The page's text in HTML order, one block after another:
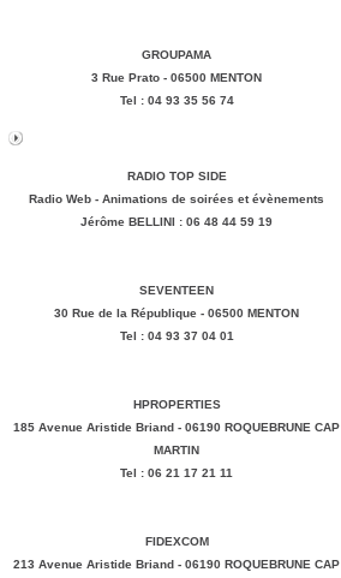
GROUPAMA
3 Rue Prato - 06500 MENTON
Tel : 04 93 35 56 74
RADIO TOP SIDE
Radio Web - Animations de soirées et évènements
Jérôme BELLINI : 06 48 44 59 19
SEVENTEEN
30 Rue de la République - 06500 MENTON
Tel : 04 93 37 04 01
HPROPERTIES
185 Avenue Aristide Briand - 06190 ROQUEBRUNE CAP
MARTIN
Tel : 06 21 17 21 11
FIDEXCOM
213 Avenue Aristide Briand - 06190 ROQUEBRUNE CAP